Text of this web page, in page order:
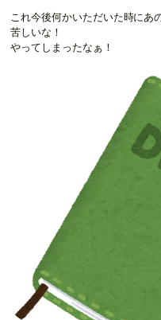
これ今後何かいただいた時にあ
苦しいな！
やってしまったなぁ！